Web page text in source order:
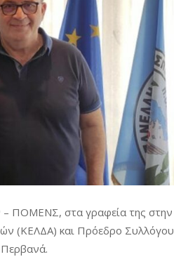
– ΠΟΜΕΝΣ, στα γραφεία της στην
(ΚΕΛΔΑ) και Πρόεδρο Συλλόγου